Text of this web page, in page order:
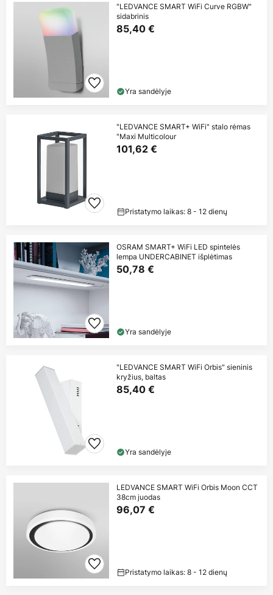
"LEDVANCE SMART WiFi Curve RGBW"
sidabrinis
85,40 €
Yra sandėlyje
"LEDVANCE SMART+ WiFi" stalo rėmas
"Maxi Multicolour
101,62 €
Pristatymo laikas: 8 - 12 dienų
OSRAM SMART+ WiFi LED spintelės
lempa UNDERCABINET išplėtimas
50,78 €
Yra sandėlyje
"LEDVANCE SMART WiFi Orbis" sieninis
kryžius, baltas
85,40 €
Yra sandėlyje
LEDVANCE SMART WiFi Orbis Moon CCT
38cm juodas
96,07 €
Pristatymo laikas: 8 - 12 dienų